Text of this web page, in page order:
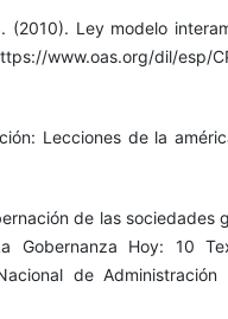
(2010). Ley modelo
www.oas.org/dil/esp/
Lecciones de la
de las sociedades
Gobernanza Hoy: 10
de Administración